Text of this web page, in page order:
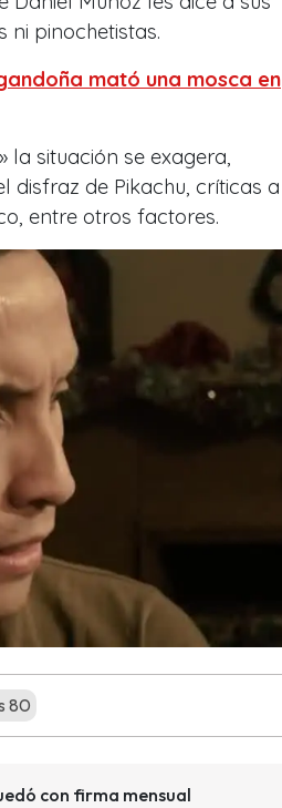
ni pinochetistas.
mató una mosca en
la situación se exagera,
disfraz de Pikachu, críticas a
entre otros factores.
80
con firma mensual